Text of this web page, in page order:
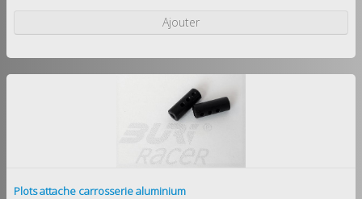
Ajouter
Plots attache carrosserie aluminium